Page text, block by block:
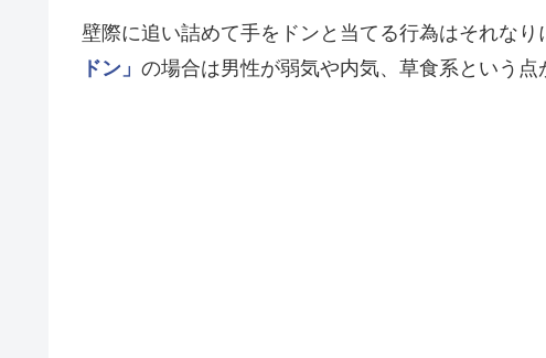
壁際に追い詰めて手をドンと当てる行為はそれなり
ドン」 の場合は男性が弱気や内気、草食系という点